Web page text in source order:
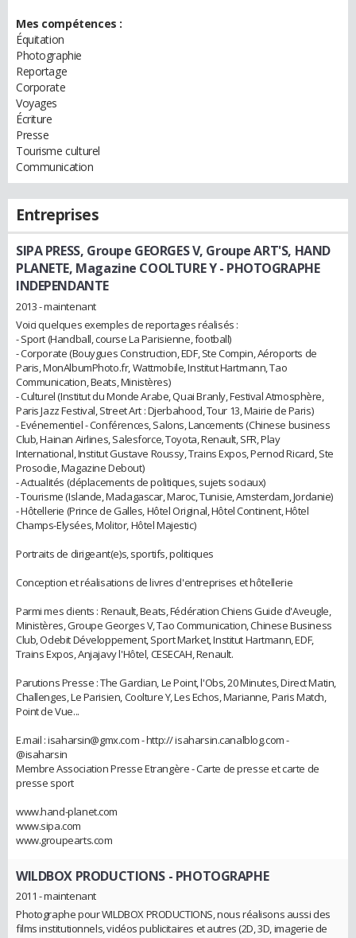
Mes compétences :
Équitation
Photographie
Reportage
Corporate
Voyages
Écriture
Presse
Tourisme culturel
Communication
Entreprises
SIPA PRESS, Groupe GEORGES V, Groupe ART'S, HAND
PLANETE, Magazine COOLTURE Y- PHOTOGRAPHE
INDEPENDANTE
2013 - maintenant
Voici quelques exemples de reportages réalisés :
- Sport (Handball, course La Parisienne, football)
- Corporate (Bouygues Construction, EDF, Ste Compin, Aéroports de
Paris, MonAlbumPhoto.fr, Wattmobile, Institut Hartmann, Tao
Communication, Beats, Ministères)
- Culturel (Institut du Monde Arabe, Quai Branly, Festival Atmosphère,
Paris Jazz Festival, Street Art : Djerbahood, Tour 13, Mairie de Paris)
- Evénementiel - Conférences, Salons, Lancements (Chinese business
Club, Hainan Airlines, Salesforce, Toyota, Renault, SFR, Play
International, Institut Gustave Roussy, Trains Expos, Pernod Ricard, Ste
Prosodie, Magazine Debout)
- Actualités (déplacements de politiques, sujets sociaux)
- Tourisme (Islande, Madagascar, Maroc, Tunisie, Amsterdam, Jordanie)
- Hôtellerie (Prince de Galles, Hôtel Original, Hôtel Continent, Hôtel
Champs-Elysées, Molitor, Hôtel Majestic)
Portraits de dirigeant(e)s, sportifs, politiques
Conception et réalisations de livres d'entreprises et hôtellerie
Parmi mes clients : Renault, Beats, Fédération Chiens Guide d'Aveugle,
Ministères, Groupe Georges V, Tao Communication, Chinese Business
Club, Odebit Développement, Sport Market, Institut Hartmann, EDF,
Trains Expos, Anjajavy l'Hôtel, CESECAH, Renault.
Parutions Presse : The Gardian, Le Point, l'Obs, 20 Minutes, Direct Matin,
Challenges, Le Parisien, Coolture Y, Les Echos, Marianne, Paris Match,
Point de Vue...
E.mail : isaharsin@gmx.com - http:// isaharsin.canalblog.com -
@isaharsin
Membre Association Presse Etrangère - Carte de presse et carte de
presse sport
www.hand-planet.com
www.sipa.com
www.groupearts.com
WILDBOX PRODUCTIONS - PHOTOGRAPHE
2011 - maintenant
Photographe pour WILDBOX PRODUCTIONS, nous réalisons aussi des
films institutionnels, vidéos publicitaires et autres (2D, 3D, imagerie de